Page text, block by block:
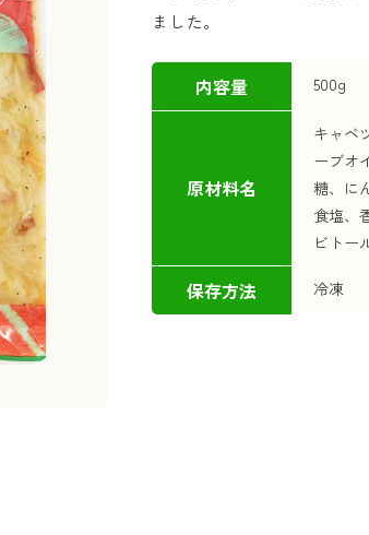
ました。
内容量 500g
原材料名
キャベ
ーブオ
糖、に
食塩、
ビトー
保存方法 冷凍